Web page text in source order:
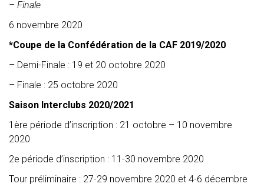
– Finale
6 novembre 2020
*Coupe de la Confédération de la CAF 2019/2020
– Demi-Finale : 19 et 20 octobre 2020
– Finale : 25 octobre 2020
Saison Interclubs 2020/2021
1ère période d’inscription : 21 octobre – 10 novembre
2020
2e période d’inscription : 11-30 novembre 2020
Tour préliminaire : 27-29 novembre 2020 et 4-6 décembre